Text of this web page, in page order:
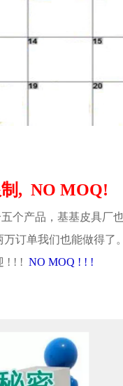
制, NO MOQ!
个产品，基基皮具厂
订单我们也能做得了
! ! ! NO MOQ ! ! !